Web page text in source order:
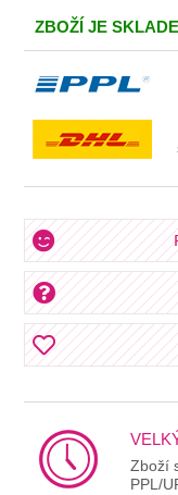
ZBOŽÍ JE
Zboží
PPL/